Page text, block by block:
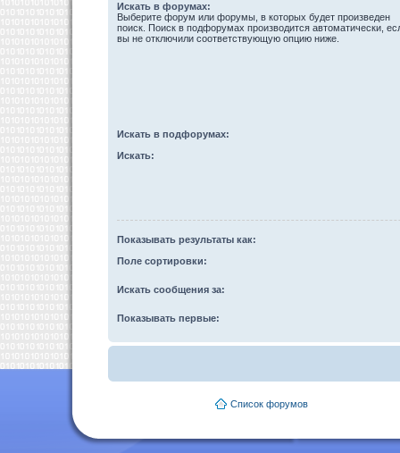
Искать в форумах:
Выберите форум или форумы, в которых будет произведен
поиск. Поиск в подфорумах производится автоматически,
вы не отключили соответствующую опцию ниже.
Искать в подфорумах:
Искать:
Показывать результаты как:
Поле сортировки:
Искать сообщения за:
Показывать первые:
Список форумов